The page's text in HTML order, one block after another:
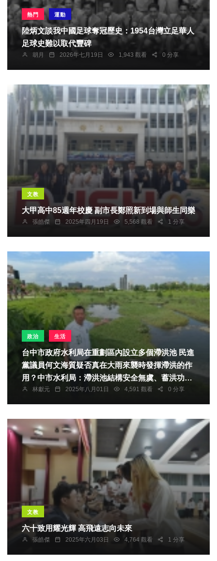
熱門 運動
陸炳文談我中國足球奪冠歷史：1954台灣立足華人
足球史難以取代豐碑
胡月 2026年七月19日 1,943 觀看 0 分享
文教
大甲高中85週年校慶 副市長鄭照新到場與師生同樂
張皓傑 2025年四月19日 5,568 觀看 1 分享
政治 生活
台中市政府水利局在重劃區內設立多個滯洪池 民進
黨議員何文海質疑否真在大雨來襲時發揮滯洪的作
用？中市水利局：滯洪池結構安全無虞、蓄洪功能
發揮正常
林獻元 2025年八月01日 4,591 觀看 0 分享
文教
六十致用耀光輝 高飛遠志向未來
張皓傑 2025年六月03日 4,764 觀看 1 分享